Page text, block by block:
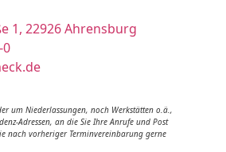
1, 22926 Ahrensburg
0
um Niederlassungen, noch Werkstätten o.ä.,
Adressen, an die Sie Ihre Anrufe und Post
nach vorheriger Terminvereinbarung gerne